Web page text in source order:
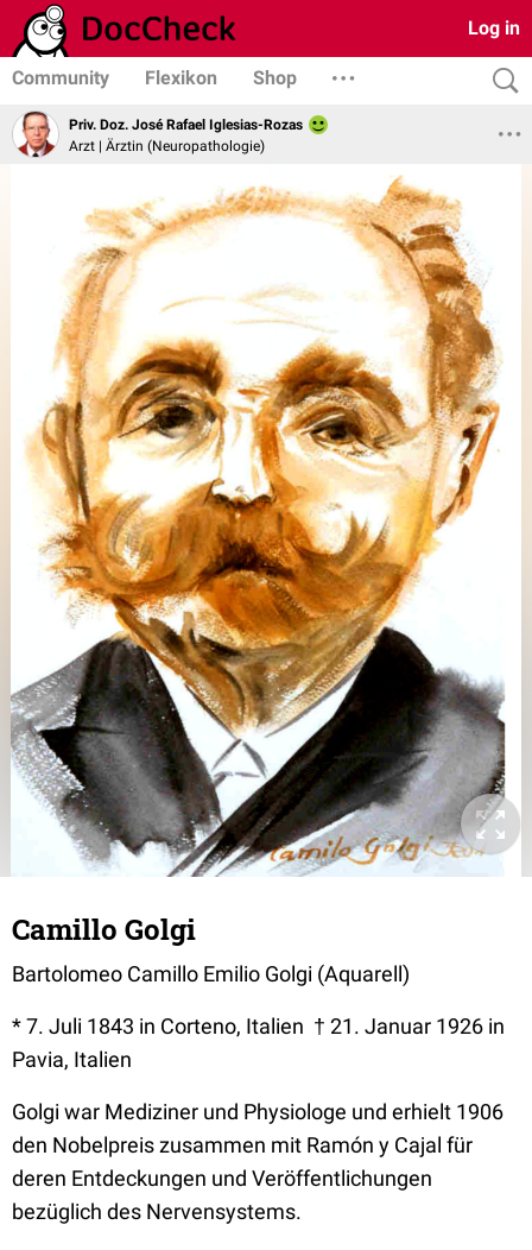
Log in
Community Flexikon Shop
Priv. Doz. José Rafael Iglesias-Rozas
Arzt | Ärztin (Neuropathologie)
Camillo Golgi
Bartolomeo Camillo Emilio Golgi (Aquarell)
* 7. Juli 1843 in Corteno, Italien † 21. Januar 1926 in
Pavia, Italien
Golgi war Mediziner und Physiologe und erhielt 1906
den Nobelpreis zusammen mit Ramón y Cajal für
deren Entdeckungen und Veröffentlichungen
bezüglich des Nervensystems.